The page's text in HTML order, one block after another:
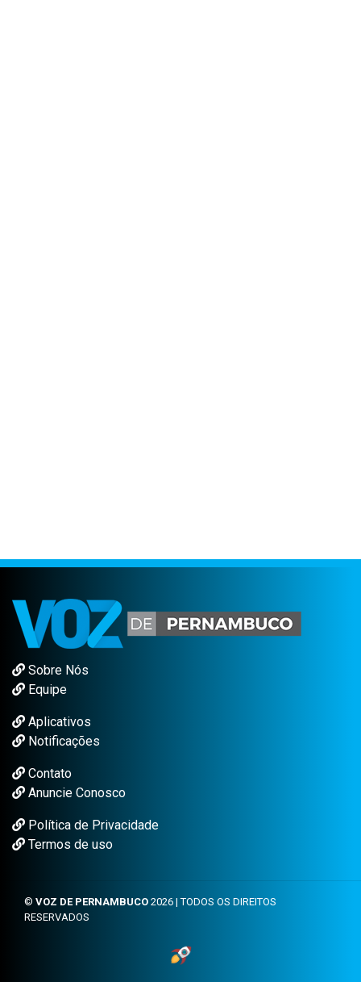
Sobre Nós
Equipe
Aplicativos
Notificações
Contato
Anuncie Conosco
Política de Privacidade
Termos de uso
© VOZ DE PERNAMBUCO 2026 | TODOS OS DIREITOS
RESERVADOS